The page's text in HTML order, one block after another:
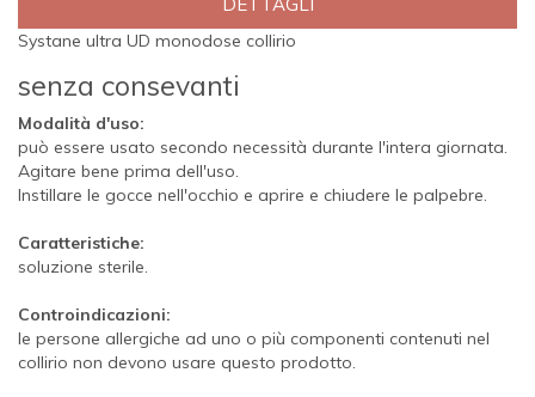
Systane ultra UD monodose collirio
senza consevanti
Modalità d'uso:
può essere usato secondo necessità durante l'intera giornata.
Agitare bene prima dell'uso.
Instillare le gocce nell'occhio e aprire e chiudere le palpebre.
Caratteristiche:
soluzione sterile.
Controindicazioni:
le persone allergiche ad uno o più componenti contenuti nel
collirio non devono usare questo prodotto.